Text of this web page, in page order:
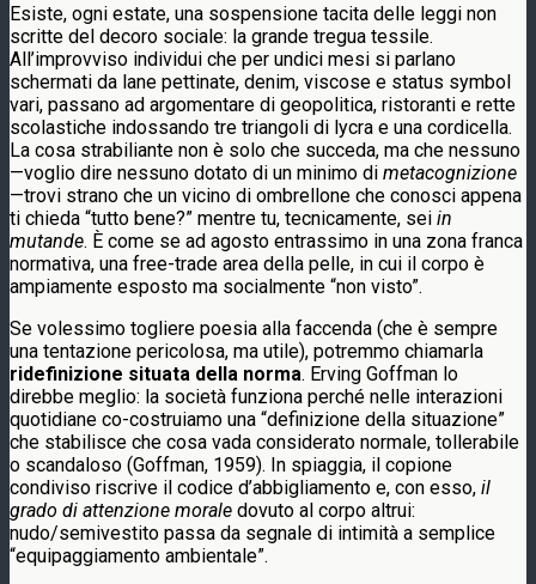
Esiste, ogni estate, una sospensione tacita delle leggi non
scritte del decoro sociale: la grande tregua tessile.
All’improvviso individui che per undici mesi si parlano
schermati da lane pettinate, denim, viscose e status symbol
vari, passano ad argomentare di geopolitica, ristoranti e rette
scolastiche indossando tre triangoli di lycra e una cordicella.
La cosa strabiliante non è solo che succeda, ma che nessuno
—voglio dire nessuno dotato di un minimo di metacognizione
—trovi strano che un vicino di ombrellone che conosci appena
ti chieda “tutto bene?” mentre tu, tecnicamente, sei in
mutande. È come se ad agosto entrassimo in una zona franca
normativa, una free-trade area della pelle, in cui il corpo è
ampiamente esposto ma socialmente “non visto”.
Se volessimo togliere poesia alla faccenda (che è sempre
una tentazione pericolosa, ma utile), potremmo chiamarla
ridefinizione situata della norma. Erving Goffman lo
direbbe meglio: la società funziona perché nelle interazioni
quotidiane co-costruiamo una “definizione della situazione”
che stabilisce che cosa vada considerato normale, tollerabile
o scandaloso (Goffman, 1959). In spiaggia, il copione
condiviso riscrive il codice d’abbigliamento e, con esso, il
grado di attenzione morale dovuto al corpo altrui:
nudo/semivestito passa da segnale di intimità a semplice
“equipaggiamento ambientale”.